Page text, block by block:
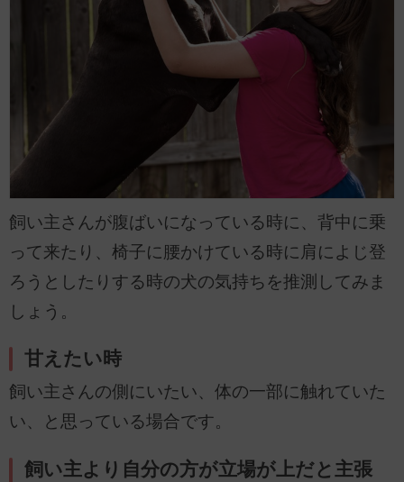
飼い主さんが腹ばいになっている時に、背中に乗
って来たり、椅子に腰かけている時に肩によじ登
ろうとしたりする時の犬の気持ちを推測してみま
しょう。
甘えたい時
飼い主さんの側にいたい、体の一部に触れていた
い、と思っている場合です。
飼い主より自分の方が立場が上だと主張